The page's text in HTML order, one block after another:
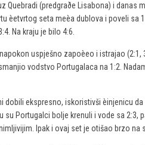
Quebradi (predgraðe Lisabona) i
èetvrtog seta meèa dublova i poveli sa
Na kraju je bilo 4:6.
uspješno zapoèeo i istrajao
vodstvo Portugalaca na 1:2.
dobili ekspresno, iskoristivši èinjenicu
su Portugalci bolje krenuli i vode sa
Ipak i ovaj set je otišao brzo na